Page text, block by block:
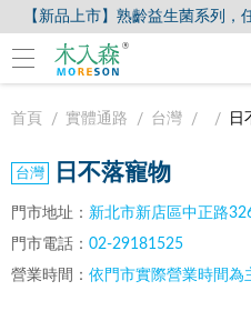
【新品上市】熟齡益生菌系列
首頁 實體通路 台灣 日
日不落寵物
門市地址： 新北市新店區中正路
門市電話： 02-29181525
營業時間： 依門市實際營業時間為